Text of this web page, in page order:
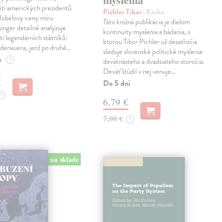
amerických prezidentů
ceny míru
detailně analyzuje
legendárních státníků:
jenž po druhé…
?
?
Pichler Tibor| Kniha
Táto knižná publikácia je dielom
kontinuity myslenia a bádania, s
ktorou Tibor Pichler už desaťročia
sleduje slovenské politické myslenie
devätnásteho a dvadsiateho storočia.
Deväť štúdií v nej venuje…
Do 5 dní
6,79 €
7,00 € ?
na sklade